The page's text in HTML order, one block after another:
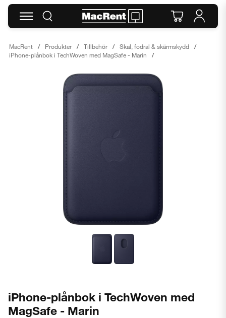
MacRent Produkter Tillbehör
Skal, fodral & skärmskydd
iPhone-plånbok i TechWoven med MagSafe - Marin
iPhone-plånbok i TechWoven med
MagSafe - Marin